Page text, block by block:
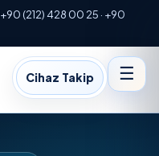
+90 (212) 428 00 25 · +90
Cihaz Takip ☰